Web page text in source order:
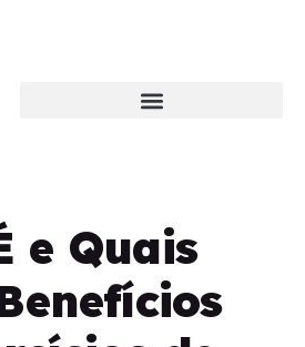
e Quais